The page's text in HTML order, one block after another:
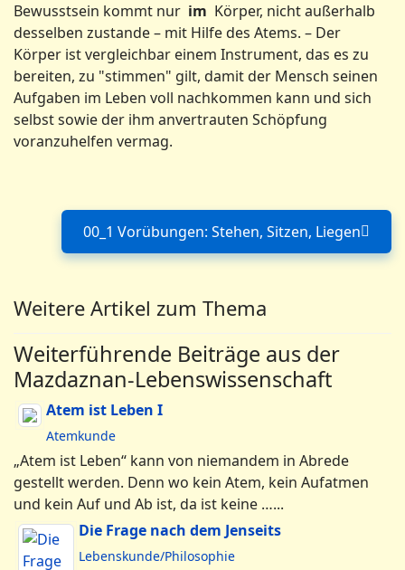
Bewusstsein kommt nur im Körper, nicht außer­halb
desselben zustande – mit Hilfe des Atems. – Der
Körper ist vergleichbar einem Instrument, das es zu
bereiten, zu "stimmen" gilt, damit der Mensch seinen
Aufgaben im Leben voll nach­kommen kann und sich
selbst sowie der ihm anvertrauten Schöpfung
voranzuhelfen vermag.
Nächster Beitrag: 00_1
00_1 Vorübungen: Stehen, Sitzen, Liegen
Weitere Artikel zum Thema
Weiterführende Beiträge aus der
Mazdaznan-Lebenswissenschaft
Atem ist Leben I
Atemkunde
„Atem ist Leben“ kann von niemandem in Abrede
gestellt werden. Denn wo kein Atem, kein Aufatmen
und kein Auf und Ab ist, da ist keine …...
Die Frage nach dem Jenseits
Lebenskunde/Philosophie